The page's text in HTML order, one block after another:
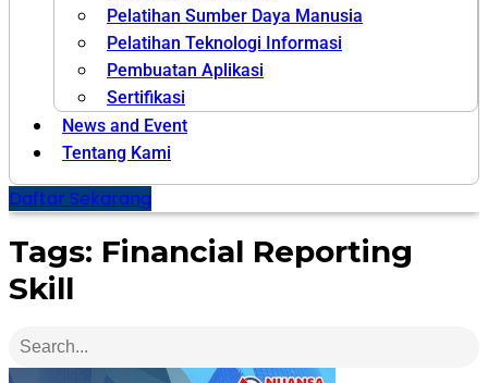
Pelatihan Sumber Daya Manusia
Pelatihan Teknologi Informasi
Pembuatan Aplikasi
Sertifikasi
News and Event
Tentang Kami
Daftar Sekarang
Tags: Financial Reporting
Skill